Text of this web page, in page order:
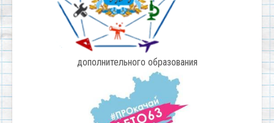
дополнительного образования